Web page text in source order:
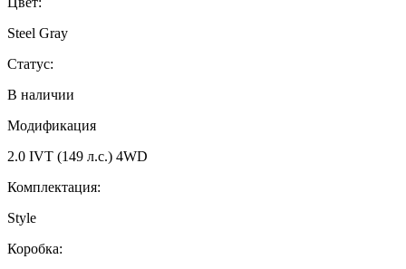
Steel Gray
Статус:
В наличии
Модификация
2.0 IVT (149 л.с.) 4WD
Комплектация:
Style
Коробка: